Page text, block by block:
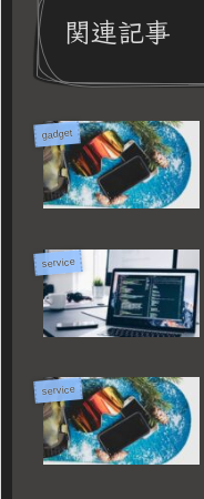
関連記事
gadget
service
service